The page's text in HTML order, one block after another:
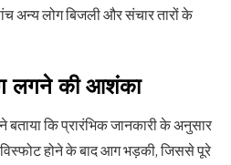
अन्य लोग बिजली और संचार तारों के
लगने की आशंका
बताया कि प्रारंभिक जानकारी के अनुसार
होने के बाद आग भड़की, जिससे पूरे